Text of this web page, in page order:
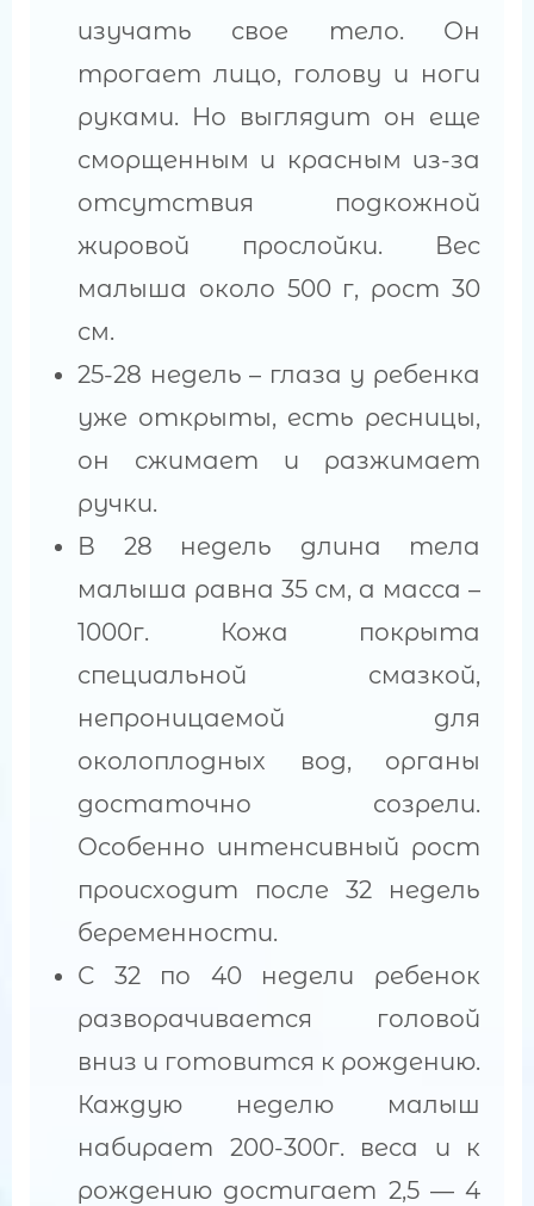
изучать свое тело. Он
трогает лицо, голову и ноги
руками. Но выглядит он еще
сморщенным и красным из-за
отсутствия подкожной
жировой прослойки. Вес
малыша около 500 г, рост 30
см.
25-28 недель – глаза у ребенка
уже открыты, есть ресницы,
он сжимает и разжимает
ручки.
В 28 недель длина тела
малыша равна 35 см, а масса –
1000г. Кожа покрыта
специальной смазкой,
непроницаемой для
околоплодных вод, органы
достаточно созрели.
Особенно интенсивный рост
происходит после 32 недель
беременности.
С 32 по 40 недели ребенок
разворачивается головой
вниз и готовится к рождению.
Каждую неделю малыш
набирает 200-300г. веса и к
рождению достигает 2,5 — 4